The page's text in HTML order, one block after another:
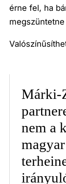
érne fel, ha
Márki-
nem a